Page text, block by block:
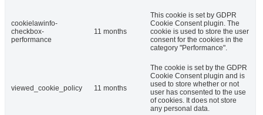
cookielawinfo-
checkbox-
performance
11 months
This cookie is set by GDPR
Cookie Consent plugin. The
cookie is used to store the user
consent for the cookies in the
category "Performance".
viewed_cookie_policy 11 months
The cookie is set by the GDPR
Cookie Consent plugin and is
used to store whether or not
user has consented to the use
of cookies. It does not store
any personal data.